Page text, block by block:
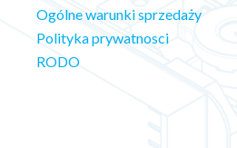
Ogólne warunki sprzedaży
Polityka prywatnosci
RODO